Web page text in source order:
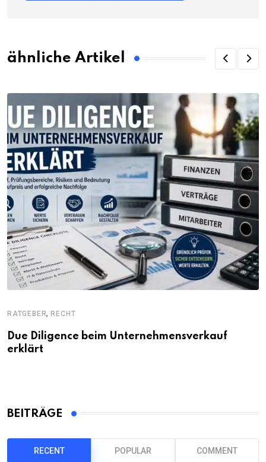
ähnliche Artikel
RATGEBER,RECHT
Due Diligence beim Unternehmensverkauf
erklärt
BEITRÄGE
RECENT POPULAR COMMENT